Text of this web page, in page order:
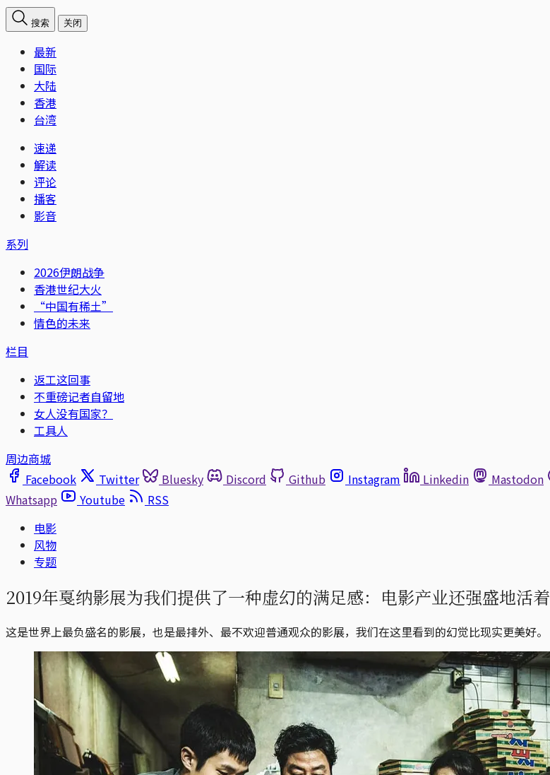
搜索 关闭
最新
国际
大陆
香港
台湾
速递
解读
评论
播客
影音
系列
2026伊朗战争
香港世纪大火
“中国有稀土”
情色的未来
栏目
返工这回事
不重磅记者自留地
女人没有国家？
工具人
周边商城
Facebook
Twitter Bluesky Discord Github Instagram Linkedin Mastodon
Whatsapp
Youtube
RSS
电影
风物
专题
2019年戛纳影展为我们提供了一种虚幻的满足感：电影产业还强盛地活着
这是世界上最负盛名的影展，也是最排外、最不欢迎普通观众的影展，我们在这里看到的幻觉比现实更美好。